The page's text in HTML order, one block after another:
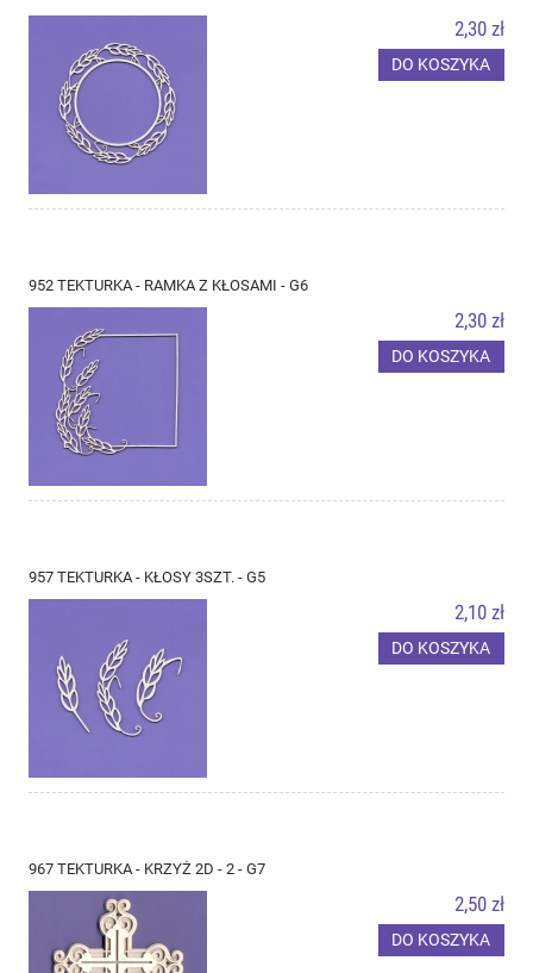
2,30 zł
DO KOSZYKA
952 TEKTURKA - RAMKA Z KŁOSAMI - G6
2,30 zł
DO KOSZYKA
957 TEKTURKA - KŁOSY 3SZT. - G5
2,10 zł
DO KOSZYKA
967 TEKTURKA - KRZYŻ 2D - 2 - G7
2,50 zł
DO KOSZYKA